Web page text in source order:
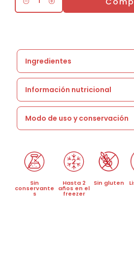
Ingredientes
Información nutricional
Modo de uso y conservación
Sin
conservante
s
Hasta 2
años en el
freezer
Sin gluten